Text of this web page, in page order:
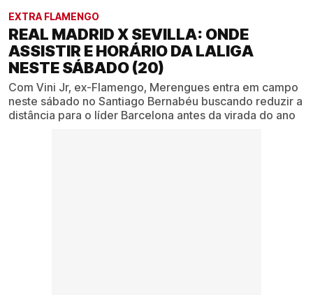
EXTRA FLAMENGO
REAL MADRID X SEVILLA: ONDE
ASSISTIR E HORÁRIO DA LALIGA
NESTE SÁBADO (20)
Com Vini Jr, ex-Flamengo, Merengues entra em campo
neste sábado no Santiago Bernabéu buscando reduzir a
distância para o líder Barcelona antes da virada do ano